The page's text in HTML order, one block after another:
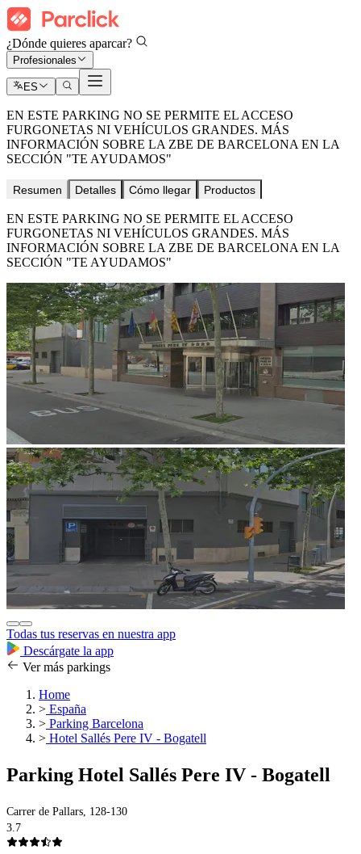
¿Dónde quieres aparcar?
Profesionales
ES
EN ESTE PARKING NO SE PERMITE EL ACCESO
FURGONETAS NI VEHÍCULOS GRANDES. MÁS
INFORMACIÓN SOBRE LA ZBE DE BARCELONA EN LA
SECCIÓN "TE AYUDAMOS"
Resumen Detalles Cómo llegar Productos
EN ESTE PARKING NO SE PERMITE EL ACCESO
FURGONETAS NI VEHÍCULOS GRANDES. MÁS
INFORMACIÓN SOBRE LA ZBE DE BARCELONA EN LA
SECCIÓN "TE AYUDAMOS"
Todas tus reservas en nuestra app
Descárgate la app
Ver más parkings
Home
> España
> Parking Barcelona
> Hotel Sallés Pere IV - Bogatell
Parking Hotel Sallés Pere IV - Bogatell
Carrer de Pallars, 128-130
3.7